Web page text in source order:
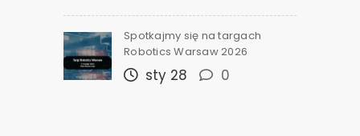
Spotkajmy się na targach
Robotics Warsaw 2026
sty 28 0